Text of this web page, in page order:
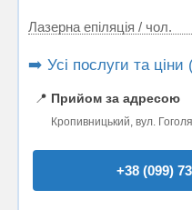
Лазерна епіляція / чол.
➡️ Усі послуги та ціни
📍 Прийом за адресою
Кропивницький, вул.
+38 (099)